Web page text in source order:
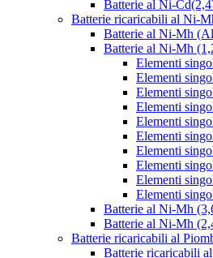
Batterie al Ni-
Batterie ricaricabili al Ni-
Batterie al Ni-Mh
Batterie al Ni-Mh
Elementi
Elementi
Elementi
Elementi
Elementi
Elementi
Elementi
Elementi
Elementi
Elementi
Batterie al Ni-Mh
Batterie al Ni-Mh
Batterie ricaricabili al
Batterie ricaricabili